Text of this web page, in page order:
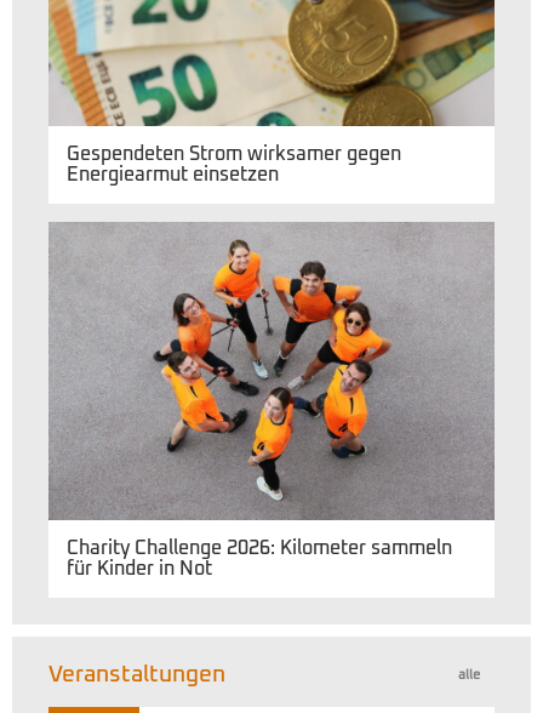
Gespendeten Strom wirksamer gegen
Energiearmut einsetzen
Charity Challenge 2026: Kilometer sammeln
für Kinder in Not
alle
Veranstaltungen